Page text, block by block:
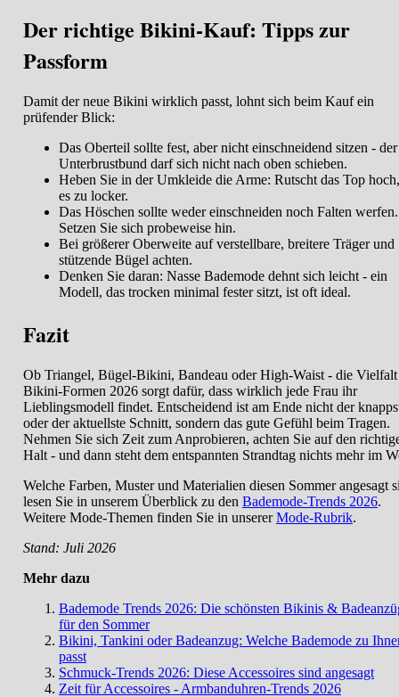
Der richtige Bikini-Kauf: Tipps zur
Passform
Damit der neue Bikini wirklich passt, lohnt sich beim Kauf ein
prüfender Blick:
Das Oberteil sollte fest, aber nicht einschneidend sitzen - der
Unterbrustbund darf sich nicht nach oben schieben.
Heben Sie in der Umkleide die Arme: Rutscht das Top
es zu locker.
Das Höschen sollte weder einschneiden noch Falten werfen.
Setzen Sie sich probeweise hin.
Bei größerer Oberweite auf verstellbare, breitere Träger und
stützende Bügel achten.
Denken Sie daran: Nasse Bademode dehnt sich leicht - ein
Modell, das trocken minimal fester sitzt, ist oft ideal.
Fazit
Ob Triangel, Bügel-Bikini, Bandeau oder High-Waist - die Vielfalt
Bikini-Formen 2026 sorgt dafür, dass wirklich jede Frau ihr
Lieblingsmodell findet. Entscheidend ist am Ende nicht der
oder der aktuellste Schnitt, sondern das gute Gefühl beim Tragen.
Nehmen Sie sich Zeit zum Anprobieren, achten Sie auf den
Halt - und dann steht dem entspannten Strandtag nichts mehr im
Welche Farben, Muster und Materialien diesen Sommer angesagt
lesen Sie in unserem Überblick zu den Bademode-Trends 2026.
Weitere Mode-Themen finden Sie in unsererMode-Rubrik.
Stand: Juli 2026
Mehr dazu
Bademode Trends 2026: Die schönsten Bikinis &
für den Sommer
Bikini, Tankini oder Badeanzug: Welche Bademode zu
passt
Schmuck-Trends 2026: Diese Accessoires sind angesagt
Zeit für Accessoires - Armbanduhren-Trends 2026